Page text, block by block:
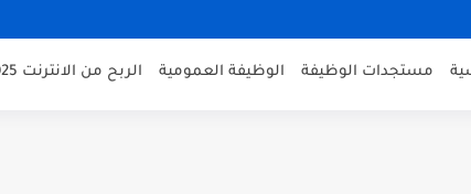
مستجدات الوظيفة الوظيفة العمومية الربح من الانترنت 2025